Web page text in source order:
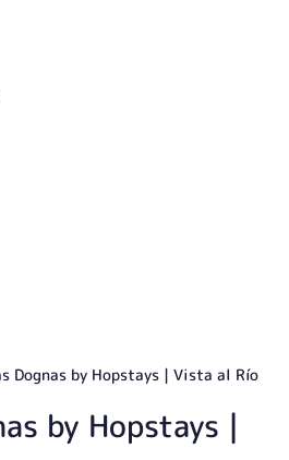
Dognas by Hopstays | Vista al Río
by Hopstays |